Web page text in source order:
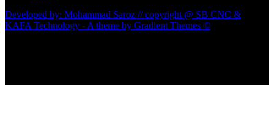
Developed by: Mohammad Saroz // copyright @ SB CNC &
KAFA Technology - A theme by Gradient Themes ©